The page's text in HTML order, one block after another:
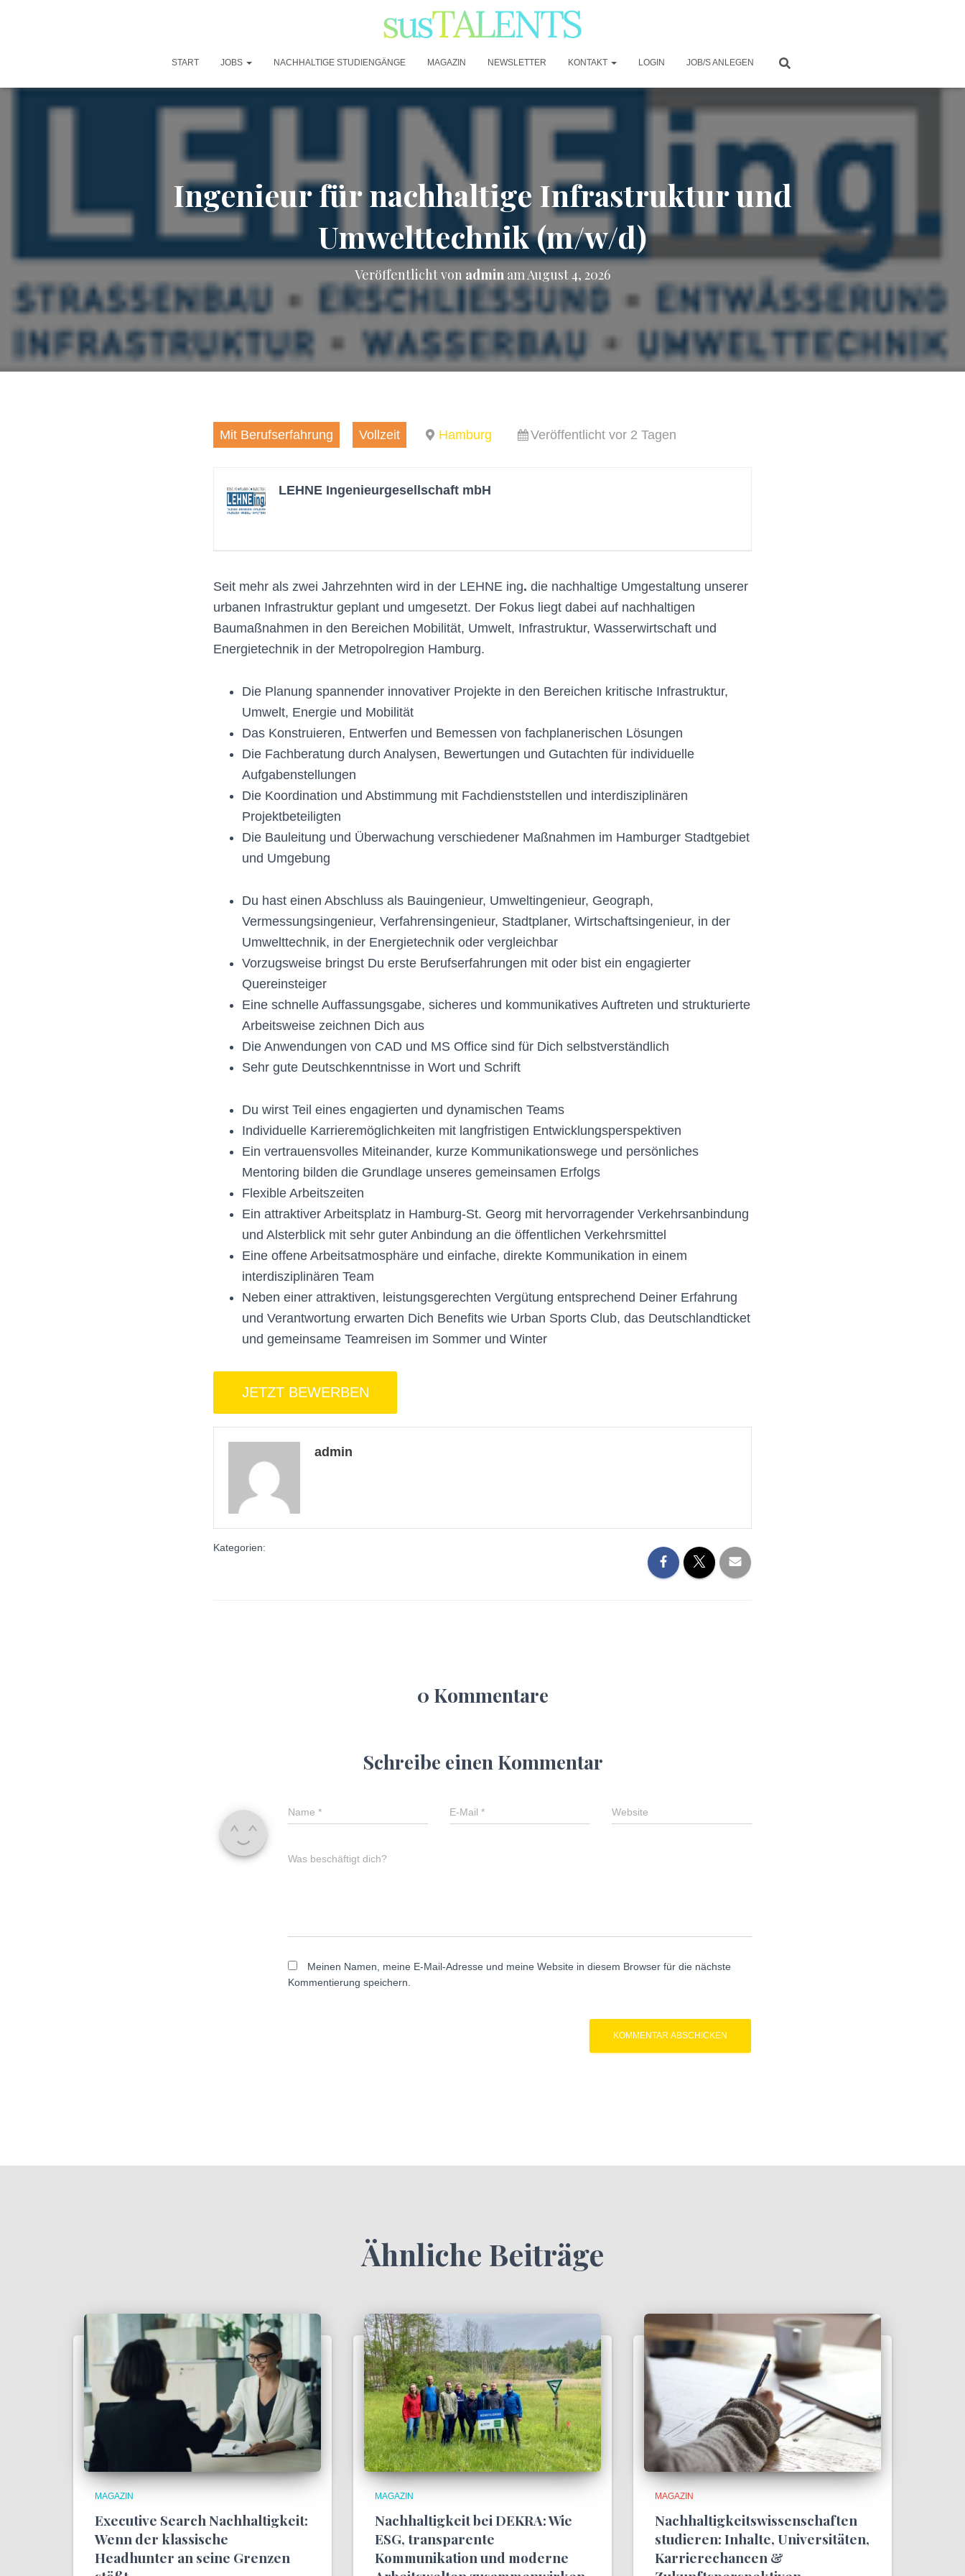
START JOBS NACHHALTIGE STUDIENGÄNGE MAGAZIN NEWSLETTER KONTAKT LOGIN JOB/S ANLEGEN
Ingenieur für nachhaltige Infrastruktur und
Umwelttechnik (m/w/d)
Veröffentlicht von admin amAugust 4, 2026
Mit Berufserfahrung Vollzeit Hamburg Veröffentlicht vor 2 Tagen
LEHNE Ingenieurgesellschaft mbH
Seit mehr als zwei Jahrzehnten wird in der LEH­NE ing. die nachhaltige Umgestaltung unserer
urbanen Infrastruktur geplant und umgesetzt. Der Fokus liegt dabei auf nachhaltigen
Baumaßnahmen in den Bereichen Mobilität, Umwelt, Infrastruktur, Wasserwirtschaft und
Energietechnik in der Metropolregion Ham­burg.
Die Planung spannender innovativer Projekte in den Bereichen kritische Infrastruktur,
Umwelt, Energie und Mobilität
Das Konstruieren, Entwerfen und Bemessen von fachplanerischen Lösungen
Die Fachberatung durch Analysen, Bewertungen und Gutachten für individuelle
Aufgabenstellungen
Die Koordination und Abstimmung mit Fachdienststellen und interdisziplinären
Projektbeteiligten
Die Bauleitung und Überwachung verschiedener Maßnahmen im Hamburger Stadtgebiet
und Umgebung
Du hast einen Abschluss als Bauingenieur, Umweltingenieur, Geograph,
Vermessungsingenieur, Verfahrensingenieur, Stadtplaner, Wirtschaftsingenieur, in der
Umwelttechnik, in der Energietechnik oder vergleichbar
Vorzugsweise bringst Du erste Berufserfahrungen mit oder bist ein engagierter
Quereinsteiger
Eine schnelle Auffassungsgabe, sicheres und kommunikatives Auftreten und strukturierte
Arbeitsweise zeichnen Dich aus
Die Anwendungen von CAD und MS Office sind für Dich selbstverständlich
Sehr gute Deutschkenntnisse in Wort und Schrift
Du wirst Teil eines engagierten und dynamischen Teams
Individuelle Karrieremöglichkeiten mit langfristigen Entwicklungsperspektiven
Ein vertrauensvolles Miteinander, kurze Kommunikationswege und persönliches
Mentoring bilden die Grundlage unseres gemeinsamen Erfolgs
Flexible Arbeitszeiten
Ein attraktiver Arbeitsplatz in Hamburg-St. Georg mit hervorragender Verkehrsanbindung
und Alsterblick mit sehr guter Anbindung an die öffentlichen Verkehrsmittel
Eine offene Arbeitsatmosphäre und einfache, direkte Kommunikation in einem
interdisziplinären Team
Neben einer attraktiven, leistungsgerechten Vergütung entsprechend Deiner Erfahrung
und Verantwortung erwarten Dich Benefits wie Urban Sports Club, das Deutschlandticket
und gemeinsame Teamreisen im Sommer und Winter
admin
Kategorien:
0 Kommentare
Schreibe einen Kommentar
Name * E-Mail* Website
Was beschäftigt dich?
Meinen Namen, meine E-Mail-Adresse und meine Website in diesem Browser für die nächste
Kommentierung speichern.
Ähnliche Beiträge
MAGAZIN
Executive Search Nachhaltigkeit:
Wenn der klassische
Headhunter an seine Grenzen
MAGAZIN
Nachhaltigkeit bei DEKRA: Wie
ESG, transparente
Kommunikation und moderne
MAGAZIN
Nachhaltigkeitswissenschaften
studieren: Inhalte, Universitäten,
Karrierechancen &